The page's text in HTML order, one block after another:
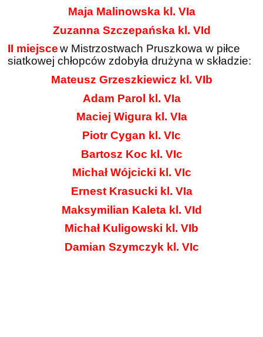
Maja Malinowska kl. VIa
Zuzanna Szczepańska kl. VId
II miejsce w Mistrzostwach Pruszkowa w piłce
siatkowej chłopców zdobyła drużyna w składzie:
Mateusz Grzeszkiewicz kl. VIb
Adam Parol kl. VIa
Maciej Wigura kl. VIa
Piotr Cygan kl. VIc
Bartosz Koc kl. VIc
Michał Wójcicki kl. VIc
Ernest Krasucki kl. VIa
Maksymilian Kaleta kl. VId
Michał Kuligowski kl. VIb
Damian Szymczyk kl. VIc